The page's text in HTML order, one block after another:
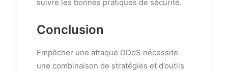
suivre les bonnes pratiques de sécurité.
Conclusion
Empêcher une attaque DDoS nécessite
une combinaison de stratégies et d’outils